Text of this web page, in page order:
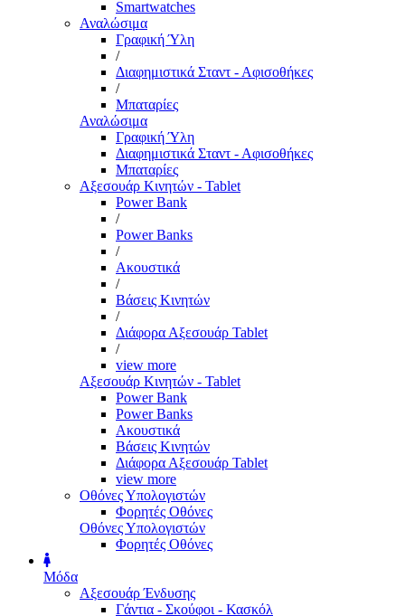
Smartwatches
Αναλώσιμα
Γραφική Ύλη
/
Διαφημιστικά Σταντ - Αφισοθήκες
/
Μπαταρίες
Αναλώσιμα
Γραφική Ύλη
Διαφημιστικά Σταντ - Αφισοθήκες
Μπαταρίες
Αξεσουάρ Κινητών - Tablet
Power Bank
/
Power Banks
/
Ακουστικά
/
Βάσεις Κινητών
/
Διάφορα Αξεσουάρ Tablet
/
view more
Αξεσουάρ Κινητών - Tablet
Power Bank
Power Banks
Ακουστικά
Βάσεις Κινητών
Διάφορα Αξεσουάρ Tablet
view more
Οθόνες Υπολογιστών
Φορητές Οθόνες
Οθόνες Υπολογιστών
Φορητές Οθόνες
Μόδα
Αξεσουάρ Ένδυσης
Γάντια - Σκούφοι - Κασκόλ